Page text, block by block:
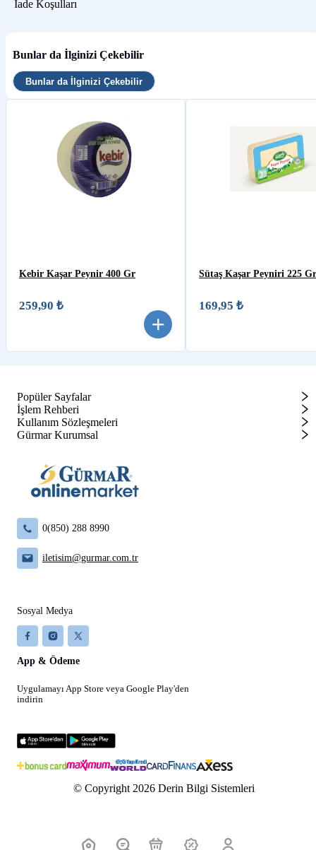
İade Koşulları
Bunlar da İlginizi Çekebilir
Bunlar da İlginizi Çekebilir
Kebir Kaşar Peynir 400 Gr
259,90 ₺
Sütaş Kaşar Peyniri 225
169,95 ₺
Popüler Sayfalar
İşlem Rehberi
Kullanım Sözleşmeleri
Gürmar Kurumsal
0(850) 288 8990
iletisim@gurmar.com.tr
Sosyal Medya
App & Ödeme
Uygulamayı App Store veya Google Play'den
indirin
© Copyright 2026 Derin Bilgi Sistemleri